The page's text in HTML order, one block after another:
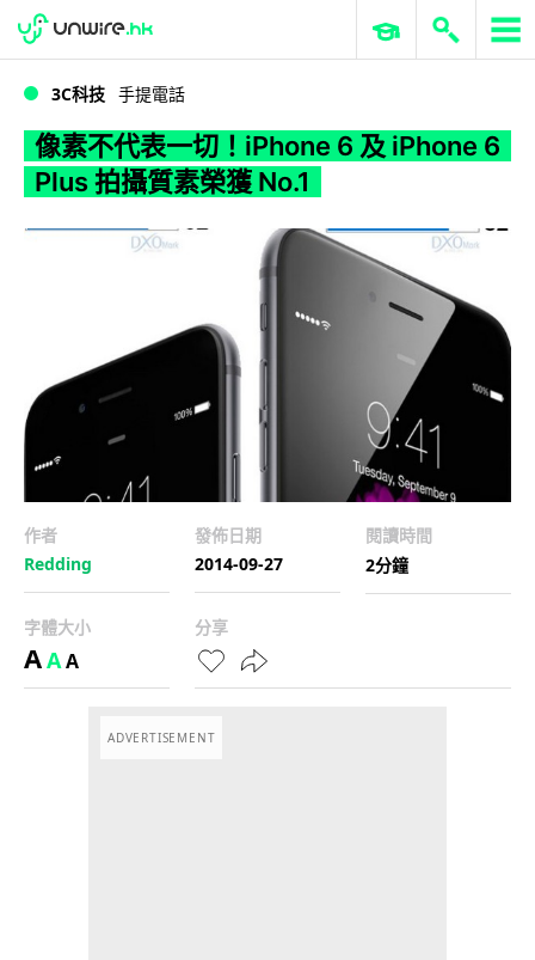
WWDC 2026 ERP 與商業 AI
3C科技 手提電話
像素不代表一切！iPhone 6 及 iPhone 6
Plus 拍攝質素榮獲 No.1
作者
Redding
發佈日期
2014-09-27
閱讀時間
2分鐘
字體大小
AAA
分享
ADVERTISEMENT